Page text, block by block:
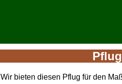
Pflug
Wir bieten diesen Pflug für den